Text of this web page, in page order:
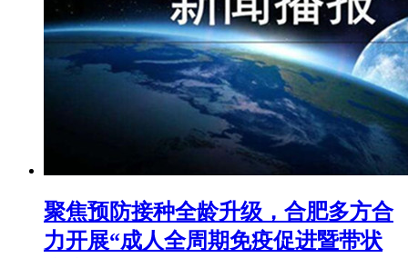
聚焦预防接种全龄升级，合肥多方合
力开展“成人全周期免疫促进暨带状